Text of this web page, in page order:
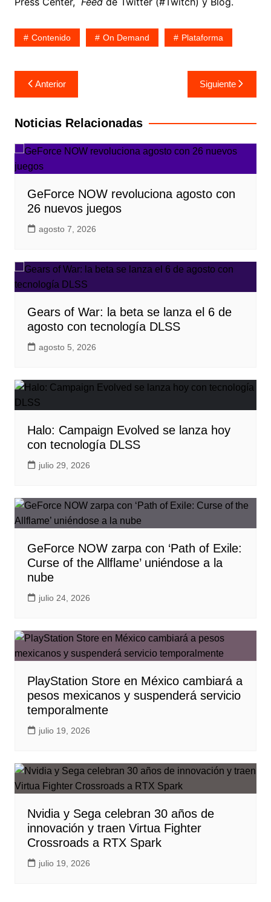
Contenido On Demand Plataforma
Navegación
de
entradas
Anterior Siguiente
Noticias Relacionadas
GeForce NOW revoluciona agosto con
26 nuevos juegos
agosto 7, 2026
Gears of War: la beta se lanza el 6 de
agosto con tecnología DLSS
agosto 5, 2026
Halo: Campaign Evolved se lanza hoy
con tecnología DLSS
julio 29, 2026
GeForce NOW zarpa con ‘Path of Exile:
Curse of the Allflame’ uniéndose a la
nube
julio 24, 2026
PlayStation Store en México cambiará a
pesos mexicanos y suspenderá servicio
temporalmente
julio 19, 2026
Nvidia y Sega celebran 30 años de
innovación y traen Virtua Fighter
Crossroads a RTX Spark
julio 19, 2026